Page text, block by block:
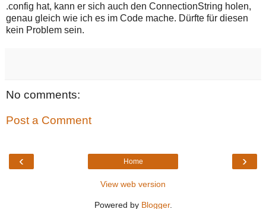
.config hat, kann er sich auch den ConnectionString holen,
genau gleich wie ich es im Code mache. Dürfte für diesen
kein Problem sein.
No comments:
Post a Comment
‹ ›
Home
View web version
Powered by Blogger.